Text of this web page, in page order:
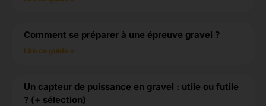
Comment se préparer à une épreuve gravel ?
Lire ce guide »
Un capteur de puissance en gravel : utile ou futile
? (+ sélection)